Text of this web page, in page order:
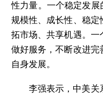
性力量。一个稳定发展
规模性、成长性、稳
拓市场、共享机遇。
做好服务，不断改进
自身发展。
李强表示，中美关